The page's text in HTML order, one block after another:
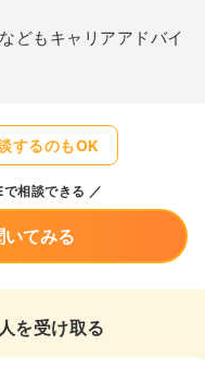
どもキャリアアドバイ
するのもOK
相談できる
いてみる
を受け取る